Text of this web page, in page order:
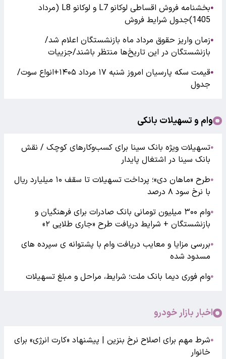
●
بخشنامه فروش اقساطی لوکانو L7 و لوکانو L8 (مرداد
1405)جدول شرایط فروش
●زمان واریز حقوق مرداد ماه بازنشستگان اعلام شد/
بازنشستگان در این تاریخ‌ها منتظر باشند/جزییات
●
قیمت سکه پارسیان امروز شنبه ۱۷ مرداد ۱۴۰۵+انواع سوت/
جدول
وام و تسهیلات بانکی
●تسهیلات ویژه بانک سینا برای کسب‌وکارهای کوچک / نقش
بانک سینا در اشتغال پایدار
●
طرح «ماهان دی»؛ پرداخت تسهیلات تا سقف ۱۰ میلیارد ریال
با نرخ سود ۸ درصد
●
وام ۳۰۰ میلیون تومانی بانک صادرات برای فرهنگیان و
بازنشستگان + شرایط دریافت طرح «جاری طلایی ۲»
●بررسی مزایا و معایب دریافت وام با پشتوانه ی سپرده های
مسدود شده
●وام فوری دیما بانک ملت؛ شرایط، مراحل و مبلغ تسهیلات
اخبار بازار خودرو
●شرط مهم برای اصلاح نرخ بنزین | پیشنهاد «کارت انرژی» برای
خانوار